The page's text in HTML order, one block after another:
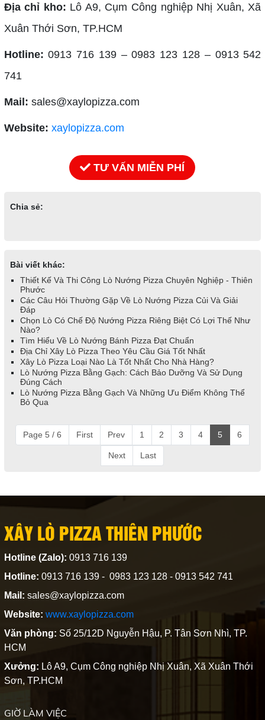
Địa chỉ kho: Lô A9, Cụm Công nghiệp Nhị Xuân, Xã
Xuân Thới Sơn, TP.HCM
Hotline: 0913 716 139 – 0983 123 128 – 0913 542
741
Mail: sales@xaylopizza.com
Website: xaylopizza.com
TƯ VẤN MIỄN PHÍ
Chia sẻ:
Bài viết khác:
Thiết Kế Và Thi Công Lò Nướng Pizza Chuyên Nghiệp - Thiên
Phước
Các Câu Hỏi Thường Gặp Về Lò Nướng Pizza Củi Và Giải
Đáp
Chọn Lò Có Chế Độ Nướng Pizza Riêng Biệt Có Lợi Thế Như
Nào?
Tìm Hiểu Về Lò Nướng Bánh Pizza Đạt Chuẩn
Địa Chỉ Xây Lò Pizza Theo Yêu Cầu Giá Tốt Nhất
Xây Lò Pizza Loại Nào Là Tốt Nhất Cho Nhà Hàng?
Lò Nướng Pizza Bằng Gạch: Cách Bảo Dưỡng Và Sử Dụng
Đúng Cách
Lò Nướng Pizza Bằng Gạch Và Những Ưu Điểm Không Thể
Bỏ Qua
Page 5 / 6 First Prev 1 2 3 4 5 6
Next Last
XÂY LÒ PIZZA THIÊN PHƯỚC
Hotline (Zalo): 0913 716 139
Hotline: 0913 716 139 - 0983 123 128 - 0913 542 741
Mail: sales@xaylopizza.com
Website: www.xaylopizza.com
Văn phòng: Số 25/12D Nguyễn Hậu, P. Tân Sơn Nhì, TP.
HCM
Xưởng: Lô A9, Cụm Công nghiệp Nhị Xuân, Xã Xuân Thới
Sơn, TP.HCM
GIỜ LÀM VIỆC